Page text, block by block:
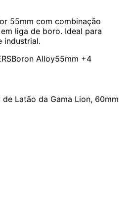
55mm com combinação
liga de boro. Ideal para
industrial.
Boron Alloy55mm +4
Latão da Gama Lion, 60mm